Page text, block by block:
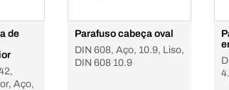
de
Aço,
Parafuso cabeça oval
DIN 608, Aço, 10.9, Liso,
DIN 608 10.9